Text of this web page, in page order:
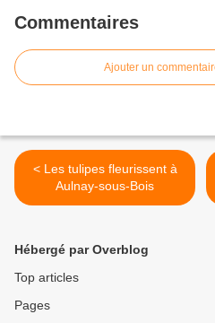
Commentaires
Ajouter un
< Les tulipes fleurissent à
Aulnay-sous-Bois
Hébergé par Overblog
Top articles
Pages